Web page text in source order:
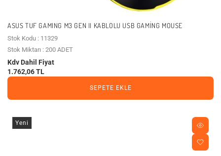
ASUS TUF GAMING M3 GEN II KABLOLU USB GAMING MOUSE
Stok Kodu : 11329
Stok Miktarı : 200 ADET
Kdv Dahil Fiyat
1.762,06 TL
SEPETE EKLE
Yeni